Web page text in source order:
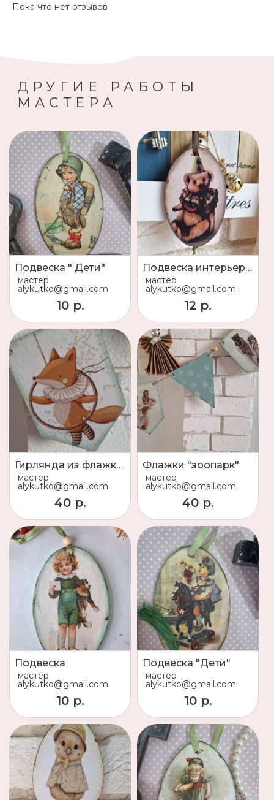
Пока что нет отзывов
ДРУГИЕ РАБОТЫ
МАСТЕРА
Подвеска " Дети"
мастер
alykutko@gmail.com
10 р.
Подвеска интерьерная медвежонок
мастер
alykutko@gmail.com
12 р.
Гирлянда из флажков
мастер
alykutko@gmail.com
40 р.
Флажки "зоопарк"
мастер
alykutko@gmail.com
40 р.
Подвеска
мастер
alykutko@gmail.com
10 р.
Подвеска "Дети"
мастер
alykutko@gmail.com
10 р.